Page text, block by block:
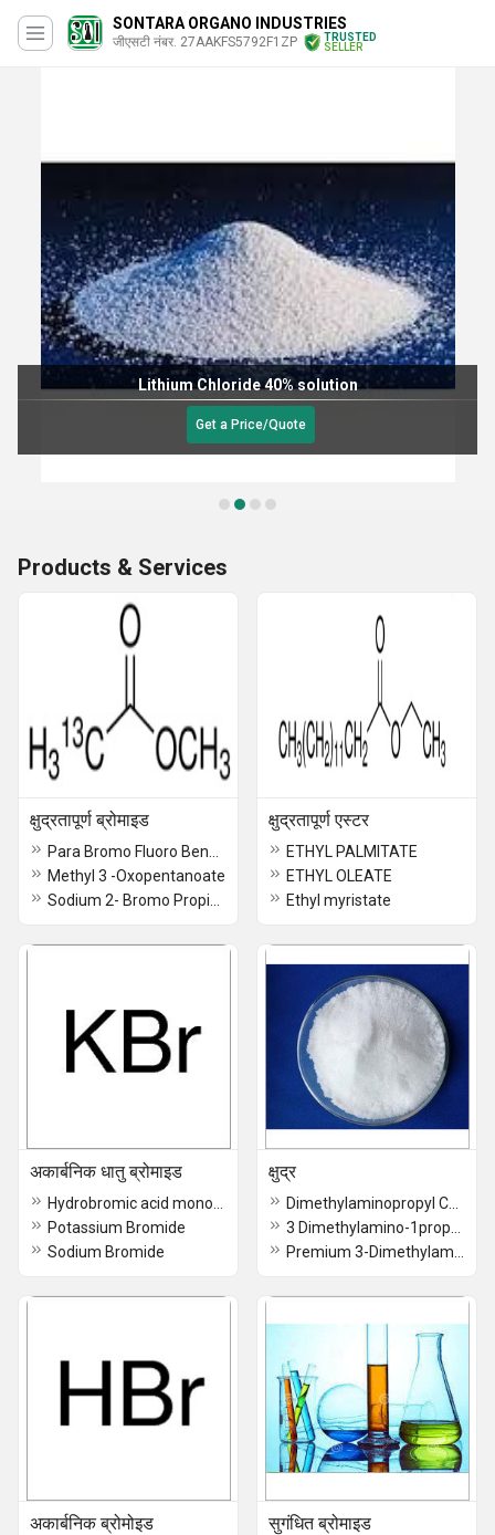
SONTARA ORGANO INDUSTRIES
जीएसटी नंबर. 27AAKFS5792F1ZP
TRUSTED
SELLER
Lithium Chloride 40% solution
Get a Price/Quote
Products & Services
क्षुद्रतापूर्ण ब्रोमाइड
Methyl 3 -Oxopentanoate
क्षुद्रतापूर्ण एस्टर
ETHYL PALMITATE
ETHYL OLEATE
Ethyl myristate
अकार्बनिक धातु ब्रोमाइड
Potassium Bromide
Sodium Bromide
क्षुद्र
अकार्बनिक ब्रोमोइड सुगंधित ब्रोमाइड